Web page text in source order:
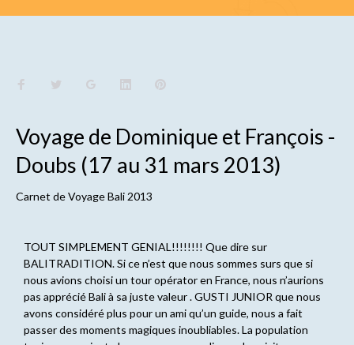
Voyage de Dominique et François -
Doubs (17 au 31 mars 2013)
Carnet deVoyage Bali 2013
TOUT SIMPLEMENT GENIAL!!!!!!!! Que dire sur
BALITRADITION. Si ce n’est que nous sommes surs que si
nous avions choisi un tour opérator en France, nous n’aurions
pas apprécié Bali à sa juste valeur . GUSTI JUNIOR que nous
avons considéré plus pour un ami qu’un guide, nous a fait
passer des moments magiques inoubliables. La population